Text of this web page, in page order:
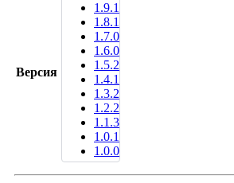
Версия
1.9.1
1.8.1
1.7.0
1.6.0
1.5.2
1.4.1
1.3.2
1.2.2
1.1.3
1.0.1
1.0.0